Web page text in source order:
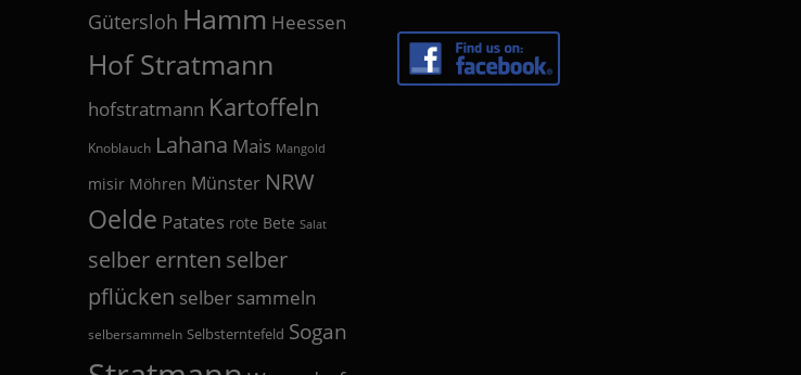
Gütersloh Hamm Heessen
Hof Stratmann
hofstratmann Kartoffeln
Knoblauch Lahana Mais Mangold
misir Möhren Münster NRW
Oelde Patates rote Bete Salat
selber ernten selber
pflücken selber sammeln
selbersammeln Selbsterntefeld Sogan